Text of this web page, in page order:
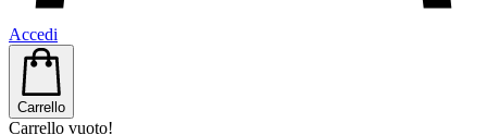
Accedi
Carrello
Carrello vuoto!